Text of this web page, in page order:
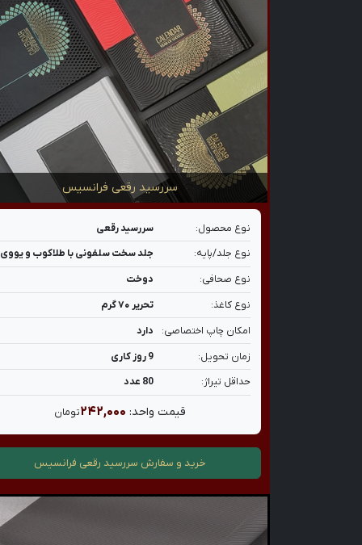
سررسید رقعی فرانسیس
نوع محصول:
سررسید رقعی
نوع جلد/پایه:
جلد سخت سلفونی با طلاکوب و یووی
نوع صحافی:
دوخت
نوع کاغذ:
تحریر ۷۰ گرم
امکان چاپ اختصاصی:
دارد
زمان تحویل:
9 روز کاری
حداقل تیراژ:
80 عدد
قیمت واحد: ۲۴۲,۰۰۰تومان
خرید و سفارش سررسید رقعی فرانسیس